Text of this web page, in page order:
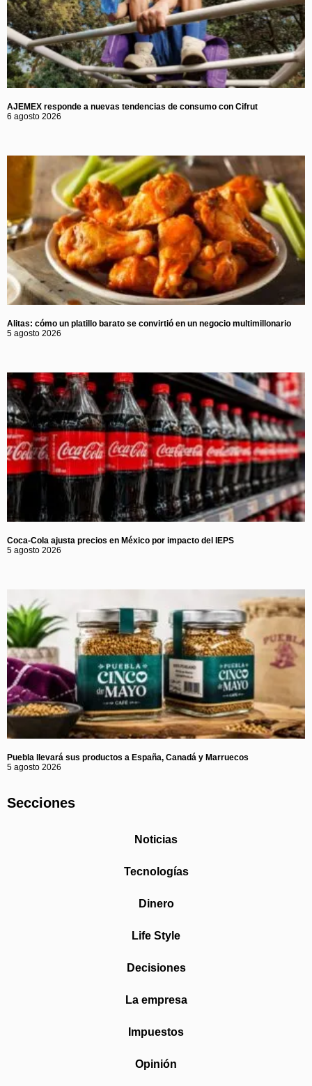
AJEMEX responde a nuevas tendencias de consumo con Cifrut
6 agosto 2026
Alitas: cómo un platillo barato se convirtió en un negocio multimillonario
5 agosto 2026
Coca-Cola ajusta precios en México por impacto del IEPS
5 agosto 2026
Puebla llevará sus productos a España, Canadá y Marruecos
5 agosto 2026
Secciones
Noticias
Tecnologías
Dinero
Life Style
Decisiones
La empresa
Impuestos
Opinión